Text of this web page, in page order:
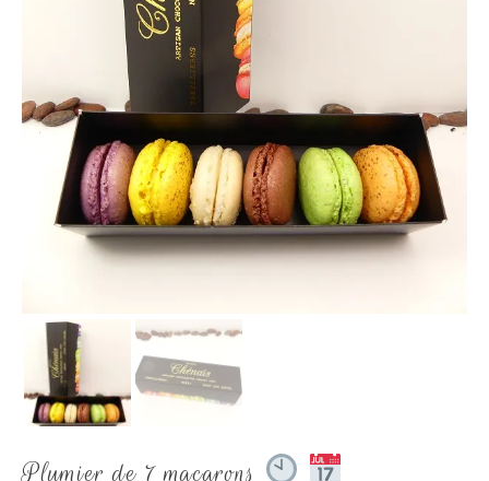
Plumier de 7 macarons